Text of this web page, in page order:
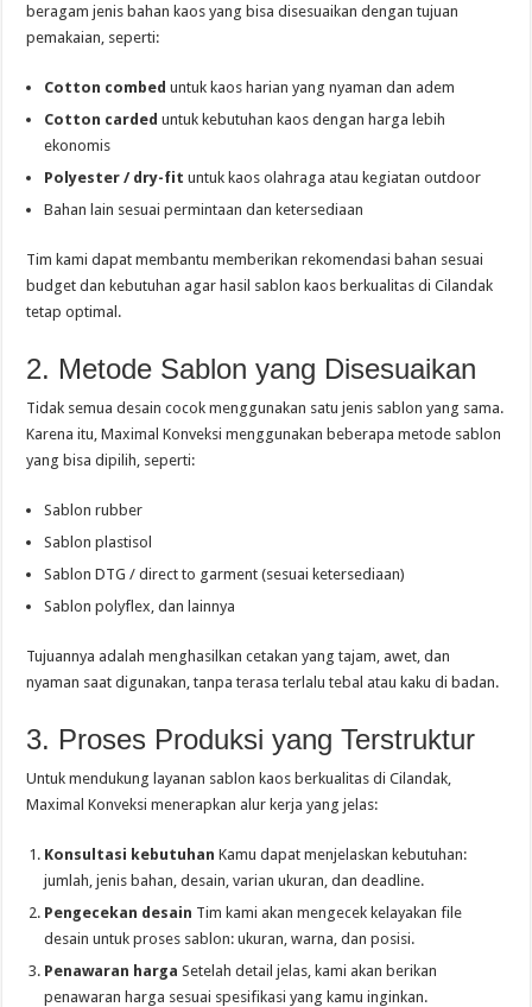
beragam jenis bahan kaos yang bisa disesuaikan dengan tujuan
pemakaian, seperti:
Cotton combed untuk kaos harian yang nyaman dan adem
Cotton carded untuk kebutuhan kaos dengan harga lebih
ekonomis
Polyester / dry-fit untuk kaos olahraga atau kegiatan outdoor
Bahan lain sesuai permintaan dan ketersediaan
Tim kami dapat membantu memberikan rekomendasi bahan sesuai
budget dan kebutuhan agar hasil sablon kaos berkualitas di Cilandak
tetap optimal.
2. Metode Sablon yang Disesuaikan
Tidak semua desain cocok menggunakan satu jenis sablon yang sama.
Karena itu, Maximal Konveksi menggunakan beberapa metode sablon
yang bisa dipilih, seperti:
Sablon rubber
Sablon plastisol
Sablon DTG / direct to garment (sesuai ketersediaan)
Sablon polyflex, dan lainnya
Tujuannya adalah menghasilkan cetakan yang tajam, awet, dan
nyaman saat digunakan, tanpa terasa terlalu tebal atau kaku di badan.
3. Proses Produksi yang Terstruktur
Untuk mendukung layanan sablon kaos berkualitas di Cilandak,
Maximal Konveksi menerapkan alur kerja yang jelas:
Konsultasi kebutuhan Kamu dapat menjelaskan kebutuhan:
jumlah, jenis bahan, desain, varian ukuran, dan deadline.
Pengecekan desain Tim kami akan mengecek kelayakan file
desain untuk proses sablon: ukuran, warna, dan posisi.
Penawaran harga Setelah detail jelas, kami akan berikan
penawaran harga sesuai spesifikasi yang kamu inginkan.